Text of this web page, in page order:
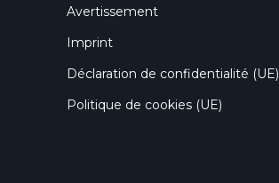
Avertissement
Imprint
Déclaration de confidentialité (UE)
Politique de cookies (UE)